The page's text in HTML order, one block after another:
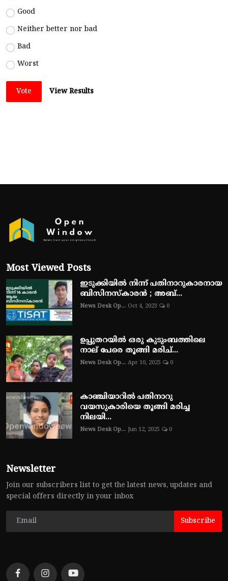
Good
Neither better nor bad
Bad
Worst
Vote View Results
Most Viewed Posts
ഇടുക്കിയിൽ നിന്ന് പതിനാറുകാരനായ
ബിസിനസ്‌കാരൻ ; അബ്...
News Desk Op... Oct 4, 2023 0
ഉപ്പുതറയിൽ ഒരു കുടുംബത്തിലെ
നാല് പേരെ തൂങ്ങി മരിച്...
News Desk Op... Apr 10, 2025 0
കാഞ്ചിയാറിൽ പതിനാറു
വയസുകാരിയെ തൂങ്ങി മരിച്ച
നിലയി...
News Desk Op... Jun 12, 2025 0
Newsletter
Join our subscribers list to get the latest news, updates and
special offers directly in your inbox
Subscribe